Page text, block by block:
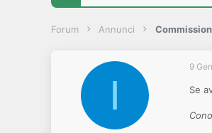
s
Forum Annunci
I
9
Se